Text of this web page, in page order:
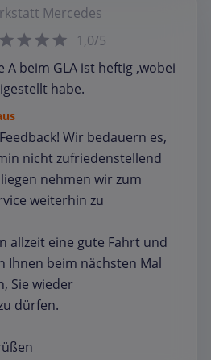
Mercedes
1,0/5
A beim GLA ist heftig ,wobei
habe.
Wir bedauern es,
nicht zufriedenstellend
nehmen wir zum
weiterhin zu
allzeit eine gute Fahrt und
Ihnen beim nächsten Mal
Sie wieder
dürfen.